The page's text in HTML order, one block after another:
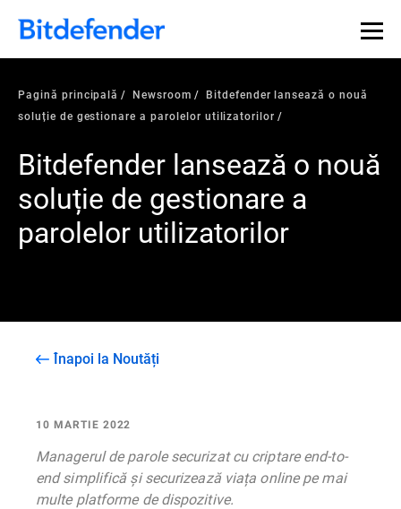
Pagină principală Newsroom
Bitdefender lansează o nouă
soluție de gestionare a parolelor utilizatorilor
Bitdefender lansează o nouă
soluție de gestionare a
parolelor utilizatorilor
Înapoi la Noutăți
10 MARTIE 2022
Managerul de parole securizat cu criptare end-to-
end simplifică și securizează viața online pe mai
multe platforme de dispozitive.